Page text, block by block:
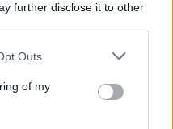
further disclose it to other
Outs
of my